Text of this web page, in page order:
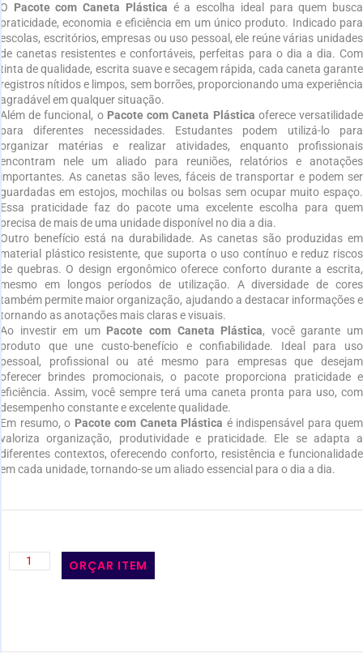
O Pacote com Caneta Plástica é a escolha ideal para quem busca
praticidade, economia e eficiência em um único produto. Indicado para
escolas, escritórios, empresas ou uso pessoal, ele reúne várias unidades
de canetas resistentes e confortáveis, perfeitas para o dia a dia. Com
tinta de qualidade, escrita suave e secagem rápida, cada caneta garante
registros nítidos e limpos, sem borrões, proporcionando uma experiência
agradável em qualquer situação.
Além de funcional, o Pacote com Caneta Plástica oferece versatilidade
para diferentes necessidades. Estudantes podem utilizá-lo para
organizar matérias e realizar atividades, enquanto profissionais
encontram nele um aliado para reuniões, relatórios e anotações
importantes. As canetas são leves, fáceis de transportar e podem ser
guardadas em estojos, mochilas ou bolsas sem ocupar muito espaço.
Essa praticidade faz do pacote uma excelente escolha para quem
precisa de mais de uma unidade disponível no dia a dia.
Outro benefício está na durabilidade. As canetas são produzidas em
material plástico resistente, que suporta o uso contínuo e reduz riscos
de quebras. O design ergonômico oferece conforto durante a escrita,
mesmo em longos períodos de utilização. A diversidade de cores
também permite maior organização, ajudando a destacar informações e
tornando as anotações mais claras e visuais.
Ao investir em um Pacote com Caneta Plástica, você garante um
produto que une custo-benefício e confiabilidade. Ideal para uso
pessoal, profissional ou até mesmo para empresas que desejam
oferecer brindes promocionais, o pacote proporciona praticidade e
eficiência. Assim, você sempre terá uma caneta pronta para uso, com
desempenho constante e excelente qualidade.
Em resumo, o Pacote com Caneta Plástica é indispensável para quem
valoriza organização, produtividade e praticidade. Ele se adapta a
diferentes contextos, oferecendo conforto, resistência e funcionalidade
em cada unidade, tornando-se um aliado essencial para o dia a dia.
ORÇAR ITEM